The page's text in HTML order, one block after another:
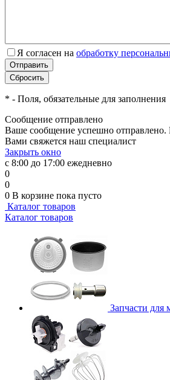
Я согласен на обработку
* - Поля, обязательные для заполнения
Сообщение отправлено
Ваше сообщение успешно
Вами свяжется наш специалист
Закрыть окно
с 8:00 до 17:00 ежедневно
0
0
0 В корзине пока пусто
Каталог товаров
Каталог товаров
Запчасти для